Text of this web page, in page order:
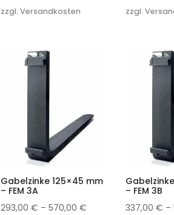
zzgl. Versandkosten zzgl.
Gabelzinke 125×45 mm
– FEM 3A
293,00 € – 570,00 €
– FEM 3B
337,00€ –